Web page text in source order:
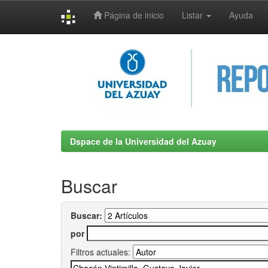
Página de inicio Listar Ayuda
Dspace de la Universidad del Azuay
Buscar
Buscar:
por
Filtros actuales: